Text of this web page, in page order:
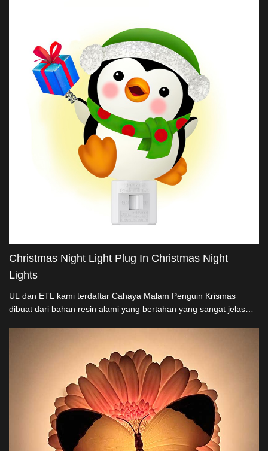
Christmas Night Light Plug In Christmas Night
Lights
UL dan ETL kami terdaftar Cahaya Malam Penguin Krismas
dibuat dari bahan resin alami yang bertahan yang sangat jelas
penghiasan cuti. Ideal bagi pengimport dan penjual besar, kami
menawarkan pilihan harga kompetitif dan penyesuaian untuk
menambah kegembiraan dan kepercayaan liburan ke garis